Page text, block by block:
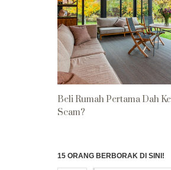
Beli Rumah Pertama Dah
Scam?
15 ORANG BERBORAK DI SINI!